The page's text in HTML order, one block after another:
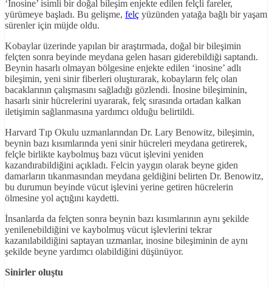
‘İnosine’ isimli bir doğal bileşim enjekte edilen felçli fareler,
yürümeye başladı. Bu gelişme, felç yüzünden yatağa bağlı bir yaşam
sürenler için müjde oldu.
Kobaylar üzerinde yapılan bir araştırmada, doğal bir bileşimin
felçten sonra beyinde meydana gelen hasarı giderebildiği saptandı.
Beynin hasarlı olmayan bölgesine enjekte edilen ‘inosine’ adlı
bileşimin, yeni sinir fiberleri oluşturarak, kobayların felç olan
bacaklarının çalışmasını sağladığı gözlendi. İnosine bileşiminin,
hasarlı sinir hücrelerini uyararak, felç sırasında ortadan kalkan
iletişimin sağlanmasına yardımcı olduğu belirtildi.
Harvard Tıp Okulu uzmanlarından Dr. Lary Benowitz, bileşimin,
beynin bazı kısımlarında yeni sinir hücreleri meydana getirerek,
felçle birlikte kaybolmuş bazı vücut işlevini yeniden
kazandırabildiğini açıkladı. Felcin yaygın olarak beyne giden
damarların tıkanmasından meydana geldiğini belirten Dr. Benowitz,
bu durumun beyinde vücut işlevini yerine getiren hücrelerin
ölmesine yol açtığını kaydetti.
İnsanlarda da felçten sonra beynin bazı kısımlarının aynı şekilde
yenilenebildiğini ve kaybolmuş vücut işlevlerini tekrar
kazanılabildiğini saptayan uzmanlar, inosine bileşiminin de aynı
şekilde beyne yardımcı olabildiğini düşünüyor.
Sinirler oluştu